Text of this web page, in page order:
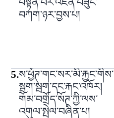
བསྟན་པར་འཛིན་བཟུང་
བཀག་ཉར་བྱས་པ།
5.ས་ཕྱོཊ་གང་སར་མི་རྐྱང་གིས་
སྦག་སྦག་དང་རྐང་འཁོར།
གོམ་བགྲོད་སོཊ་ཀྱི་ལས་
འགུལ་སྤེལ་བཞིན་པ།